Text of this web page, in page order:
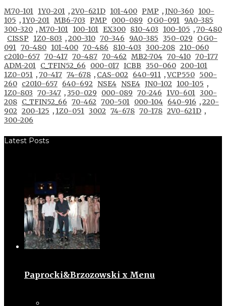
M70-101 1Y0-201 ,2V0-621D 101-400 PMP ,JN0-360 100-
105 , 1Y0-201 MB6-703 PMP 000-089 OG0-091 9A0-385
300-320 ,M70-101 100-101 EX300 810-403 100-105 ,70-480
CISSP
1Z0-803 ,200-310 70-346 9A0-385 350-029
OG0-
091 70-480 101-400 70-486 810-403 300-208 210-060
c2010-657 70-417 70-487 70-462 MB2-704 70-410 70-177
ADM-201 C_TFIN52_66 000-017 ICBB 350-060 200-101
1Z0-051 ,70-417 74-678 , CAS-002 640-911 ,VCP550 500-
260 c2010-657 640-692 NSE4 NSE4 JN0-102 100-105 ,
1Z0-803 70-347 ,350-029 000-089 70-246 1V0-601 300-
208 C_TFIN52_66 70-462 700-501 000-104 640-916 ,220-
902 200-125 , 1Z0-051 3002 74-678 70-178 2V0-621D ,
300-206
Latest Posts
Paprocki&Brzozowski x Menu